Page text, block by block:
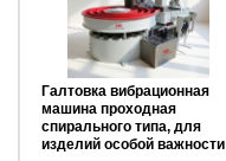
Галтовка вибрационная
машина проходная
спирального типа, для
изделий особой важности